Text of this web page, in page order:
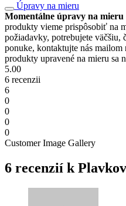
Úpravy na mieru
Momentálne úpravy na mieru
produkty vieme prispôsobiť na
požiadavky, potrebujete
ponuke, kontaktujte nás
produkty upravené na mieru sa
5.00
6 recenzii
6
0
0
0
0
Customer Image Gallery
6 recenzií k